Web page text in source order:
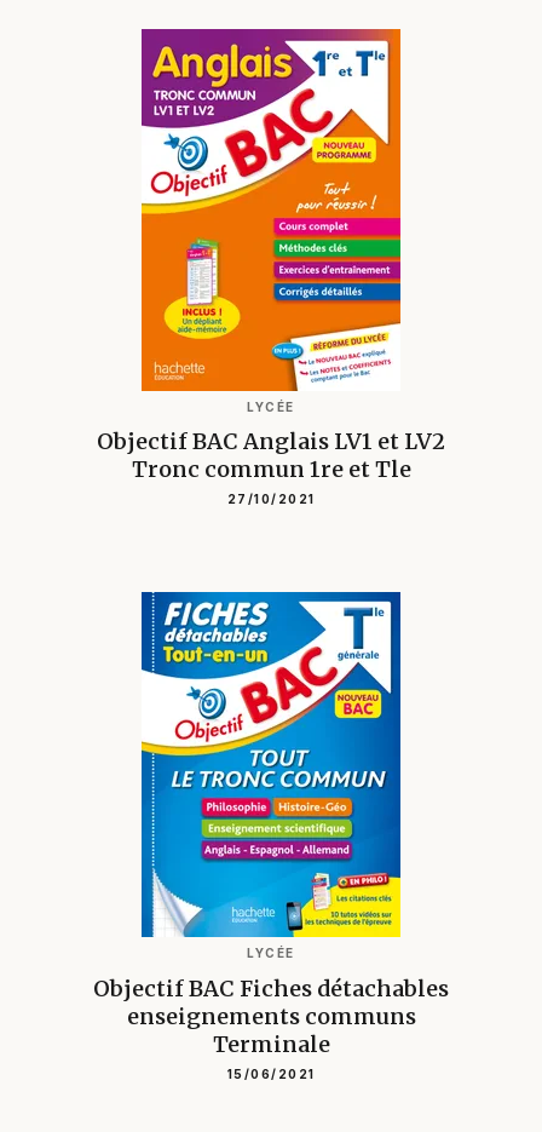
LYCÉE
Objectif BAC Anglais LV1 et LV2
Tronc commun 1re et Tle
27/10/2021
LYCÉE
Objectif BAC Fiches détachables
enseignements communs
Terminale
15/06/2021